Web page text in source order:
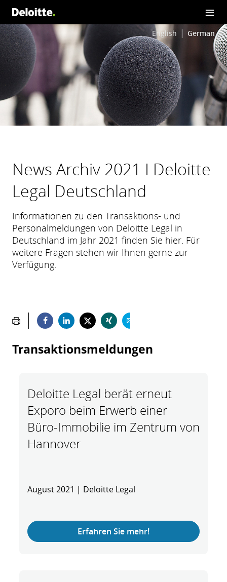
English German
News Archiv 2021 I Deloitte
Legal Deutschland
Informationen zu den Transaktions- und
Personalmeldungen von Deloitte Legal in
Deutschland im Jahr 2021 finden Sie hier. Für
weitere Fragen stehen wir Ihnen gerne zur
Verfügung.
Transaktionsmeldungen
Deloitte Legal berät erneut
Exporo beim Erwerb einer
Büro-Immobilie im Zentrum von
Hannover
August 2021 | Deloitte Legal
Erfahren Sie mehr!